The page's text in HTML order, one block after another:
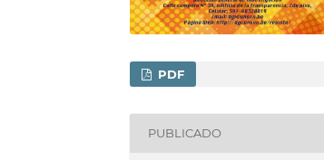
PDF
PUBLICADO